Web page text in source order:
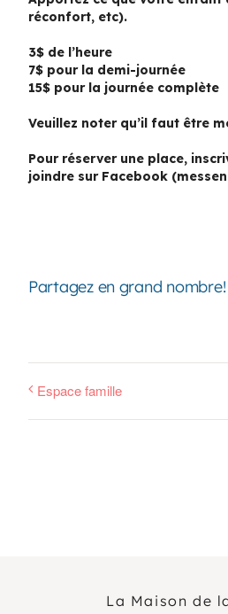
réconfort, etc).
3$ de l’heure
7$ pour la demi-journée
15$ pour la journée complète
Veuillez noter qu’il faut être
Pour réserver une place,
joindre sur Facebook
Partagez en grand nombre!
Espace famille
La Maison de